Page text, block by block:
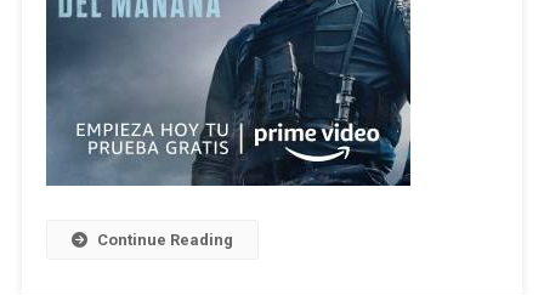
Continue Reading